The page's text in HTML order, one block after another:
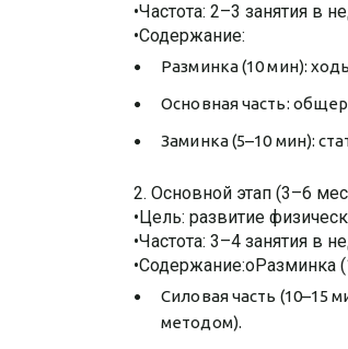
•Частота: 2–3 занятия в
•Содержание:
Разминка (10 мин):
Основная часть:
Заминка (5–10 мин):
2. Основной этап (3–6
•Цель: развитие
•Частота: 3–4 занятия в
•Содержание:oРазминка
Силовая часть (10–15
методом).